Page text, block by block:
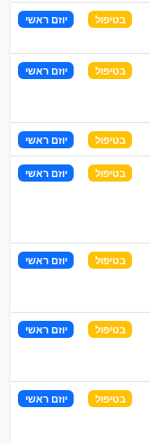
בטיפול יוזם ראשי
בטיפול יוזם ראשי
בטיפול יוזם ראשי
בטיפול יוזם ראשי
בטיפול יוזם ראשי
בטיפול יוזם ראשי
בטיפול יוזם ראשי